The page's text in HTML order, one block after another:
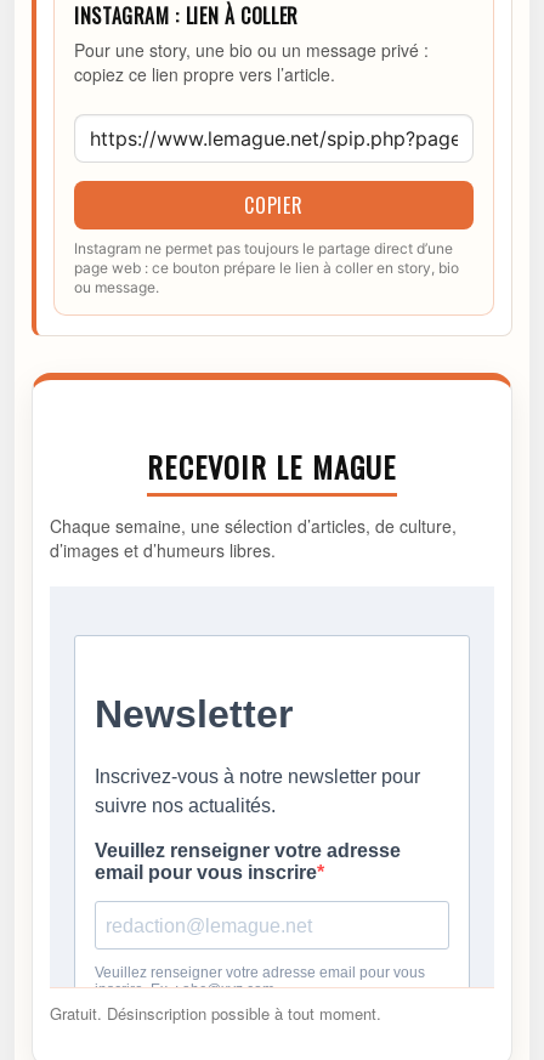
INSTAGRAM : LIEN À COLLER
Pour une story, une bio ou un message privé :
copiez ce lien propre vers l’article.
COPIER
Instagram ne permet pas toujours le partage direct d’une
page web : ce bouton prépare le lien à coller en story, bio
ou message.
RECEVOIR LE MAGUE
Chaque semaine, une sélection d’articles, de culture,
d’images et d’humeurs libres.
Gratuit. Désinscription possible à tout moment.